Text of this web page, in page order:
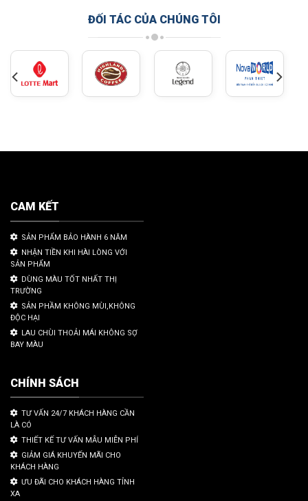
ĐỐI TÁC CỦA CHÚNG TÔI
CAM KẾT
SẢN PHẨM BẢO HÀNH 6 NĂM
NHẬN TIỀN KHI HÀI LÒNG VỚI
SẢN PHẨM
DÙNG MÀU TỐT NHẤT THỊ
TRƯỜNG
SẢN PHẦM KHÔNG MÙI,KHÔNG
ĐỘC HẠI
LAU CHÙI THOẢI MÁI KHÔNG SỢ
BAY MÀU
CHÍNH SÁCH
TƯ VẤN 24/7 KHÁCH HÀNG CẦN
LÀ CÓ
THIẾT KẾ TƯ VẤN MẪU MIỄN PHÍ
GIẢM GIÁ KHUYẾN MÃI CHO
KHÁCH HÀNG
ƯU ĐÃI CHO KHÁCH HÀNG TỈNH
XA